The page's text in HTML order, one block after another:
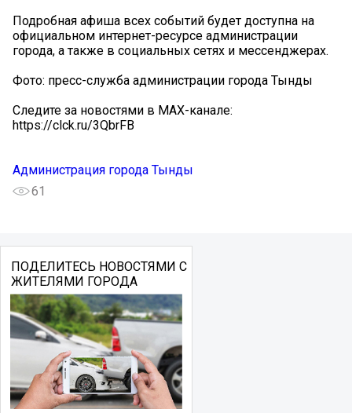
Подробная афиша всех событий будет доступна на
официальном интернет-ресурсе администрации
города, а также в социальных сетях и мессенджерах.
Фото: пресс-служба администрации города Тынды
Следите за новостями в MAX-канале:
https://clck.ru/3QbrFB
Администрация города Тынды
61
ПОДЕЛИТЕСЬ НОВОСТЯМИ С
ЖИТЕЛЯМИ ГОРОДА